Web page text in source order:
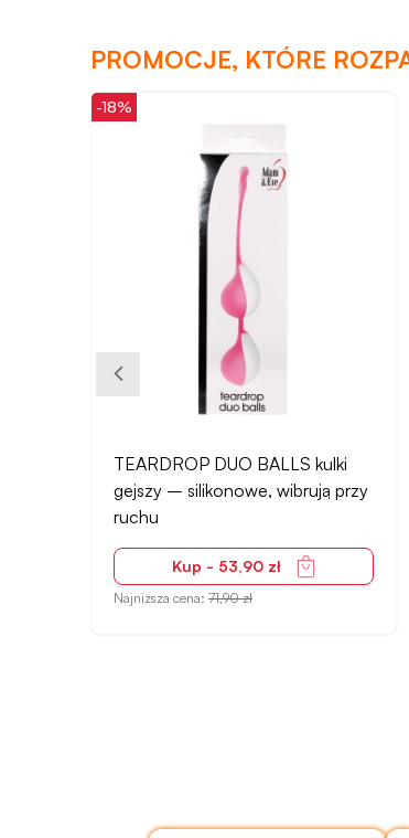
PROMOCJE, KTÓRE
-18%
TEARDROP DUO BALLS kulki
gejszy – silikonowe, wibrują przy
ruchu
Kup - 53,90 zł
Najniższa cena: 71,90 zł